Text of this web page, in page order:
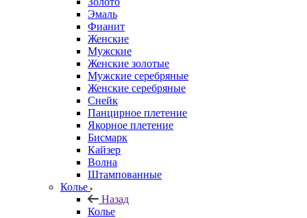
Эмаль
Фианит
Женские
Мужские
Женские золотые
Мужские серебряные
Женские серебряные
Снейк
Панцирное плетение
Якорное плетение
Бисмарк
Кайзер
Волна
Штампованные
Колье
Назад
Колье